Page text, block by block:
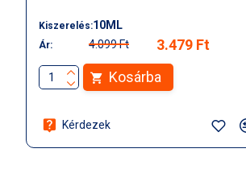
Kiszerelés:10ML
Ár: 4.099 Ft
3.479 Ft
Kosárba
Kérdezek